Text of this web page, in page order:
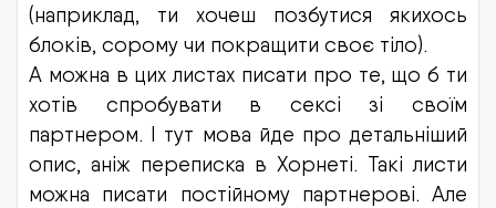
(наприклад, ти хочеш позбутися якихось
блоків, сорому чи покращити своє тіло).
А можна в цих листах писати про те, що б ти
хотів спробувати в сексі зі своїм
партнером. І тут мова йде про детальніший
опис, аніж переписка в Хорнеті. Такі листи
можна писати постійному партнерові. Але